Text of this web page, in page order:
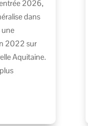
2026,
dans
une
2022 sur
Aquitaine.